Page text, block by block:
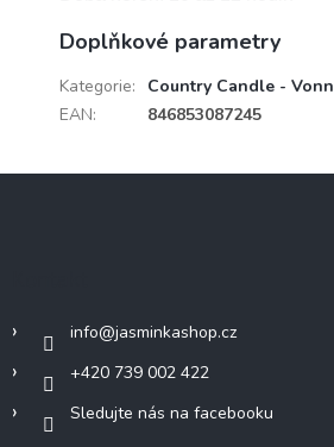
Doplňkové parametry
Kategorie:
Country Candle -
EAN: 846853087245
info@jasminkashop.cz
+420 739 002 422
Sledujte nás na facebooku